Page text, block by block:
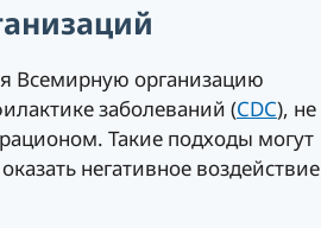
Всемирную организацию
заболеваний (CDC), не
Такие подходы могут
негативное воздействие